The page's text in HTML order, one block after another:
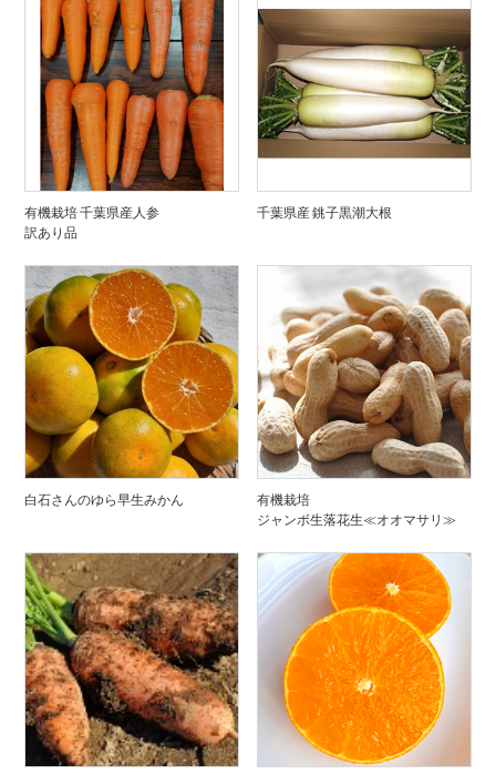
有機栽培 千葉県産人参
訳あり品
千葉県産 銚子黒潮大根
白石さんのゆら早生みかん
有機栽培
ジャンボ生落花生≪オオマサリ≫